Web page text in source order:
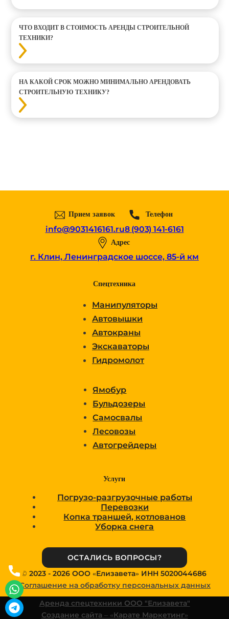
ЧТО ВХОДИТ В СТОИМОСТЬ АРЕНДЫ СТРОИТЕЛЬНОЙ
ТЕХНИКИ?
НА КАКОЙ СРОК МОЖНО МИНИМАЛЬНО АРЕНДОВАТЬ
СТРОИТЕЛЬНУЮ ТЕХНИКУ?
Прием заявок
info@9031416161.ru
Телефон
8 (903) 141-6161
Адрес
г. Клин, Ленинградское шоссе, 85-й км
Спецтехника
Манипуляторы
Автовышки
Автокраны
Экскаваторы
Гидромолот
Ямобур
Бульдозеры
Самосвалы
Лесовозы
Автогрейдеры
Услуги
Погрузо-разгрузочные работы
Перевозки
Копка траншей, котлованов
Уборка снега
ОСТАЛИСЬ ВОПРОСЫ?
© 2023 - 2026 OOO «Елизавета» ИНН 5020044686
Соглашение на обработку персональных данных
Аренда спецтехники ООО "Елизавета"
Создание сайта – «Карате Маркетинг»
Позновить нам
WhatsApp
Telegram